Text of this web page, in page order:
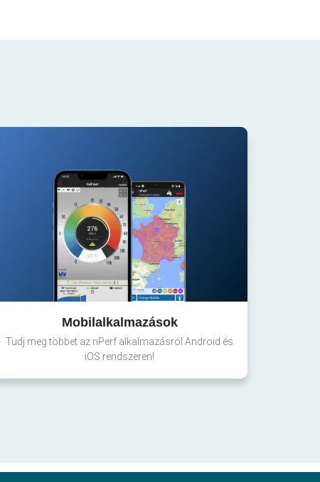
Mobilalkalmazások
Tudj meg többet az nPerf alkalmazásról Android és
iOS rendszeren!